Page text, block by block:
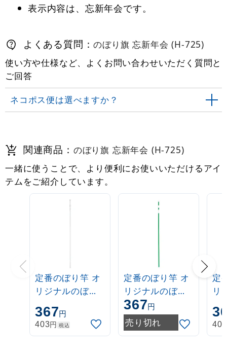
表示内容は、忘新年会です。
よくある質問：のぼり旗 忘新年会 (H-725)
使い方や仕様など、よくお問い合わせいただく質問と
ご回答
ネコポス便は選べますか？
関連商品： のぼり旗 忘新年会 (H-725)
一緒に使うことで、より便利にお使いいただけるアイ
テムをご紹介しています。
定番のぼり竿 オ
リジナルのぼり
ポール 1.6～3m
伸縮式 白
(30537***)
367円
403円 税込
定番のぼり竿 オ
リジナルのぼり
ポール 1.6～3m
伸縮式 緑
(30537GRN)
367円
売り切れ
定
リ
ポ
伸
403